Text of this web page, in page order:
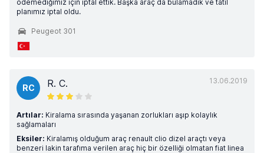
ödemediğimiz için iptal ettik. Başka araç da bulamadık ve tatil
planımız iptal oldu.
Peugeot 301
13.06.2019
RC R. C.
Artılar: Kiralama sırasında yaşanan zorlukları aşıp kolaylık
sağlamaları
Eksiler: Kiralamış olduğum araç renault clio dizel araçtı veya
benzeri lakin tarafıma verilen araç hiç bir özelliği olmatan fiat linea